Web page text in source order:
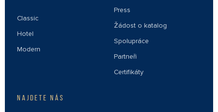
Classic
Hotel
Modern
Press
Žádost o katalog
Spolupráce
Partneři
Certifikáty
NAJDETE NÁS